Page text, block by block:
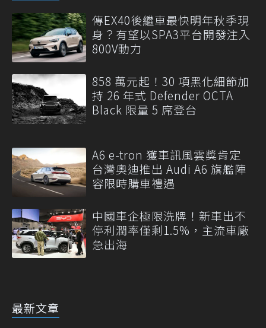
傳EX40後繼車最快明年秋季現
身？有望以SPA3平台開發注入
800V動力
858 萬元起！30 項黑化細節加
持 26 年式 Defender OCTA
Black 限量 5 席登台
A6 e-tron 獲車訊風雲獎肯定
台灣奧迪推出 Audi A6 旗艦陣
容限時購車禮遇
中國車企極限洗牌！新車出不
停利潤率僅剩1.5%，主流車廠
急出海
最新文章